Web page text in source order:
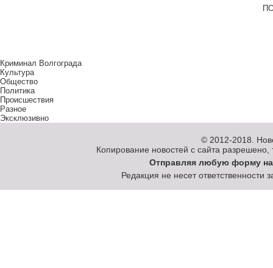
Криминал Волгограда
Культура
Общество
Политика
Происшествия
Разное
Эксклюзивно
© 2012-2018.
Копирование новостей с сайта разрешено,
Отправляя любую форму на
Редакция не несет